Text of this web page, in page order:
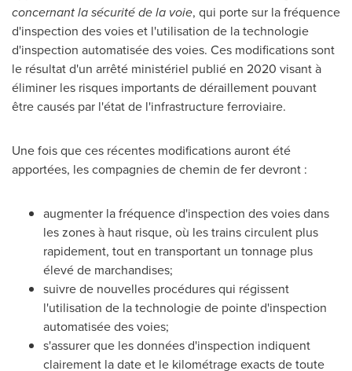
concernant la sécurité de la voie, qui porte sur la fréquence
d'inspection des voies et l'utilisation de la technologie
d'inspection automatisée des voies. Ces modifications sont
le résultat d'un arrêté ministériel publié en 2020 visant à
éliminer les risques importants de déraillement pouvant
être causés par l'état de l'infrastructure ferroviaire.
Une fois que ces récentes modifications auront été
apportées, les compagnies de chemin de fer devront :
augmenter la fréquence d'inspection des voies dans
les zones à haut risque, où les trains circulent plus
rapidement, tout en transportant un tonnage plus
élevé de marchandises;
suivre de nouvelles procédures qui régissent
l'utilisation de la technologie de pointe d'inspection
automatisée des voies;
s'assurer que les données d'inspection indiquent
clairement la date et le kilométrage exacts de toute